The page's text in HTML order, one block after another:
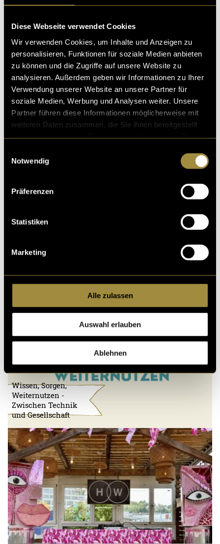
Diese Webseite verwendet Cookies
Wir verwenden Cookies, um Inhalte und Anzeigen zu
personalisieren, Funktionen für soziale Medien anbieten
zu können und die Zugriffe auf unsere Website zu
analysieren. Außerdem geben wir Informationen zu Ihrer
Verwendung unserer Website an unsere Partner für
soziale Medien, Werbung und Analysen weiter. Unsere
Partner führen diese Informationen möglicherweise mit
weiteren Daten zusammen, die Sie ihnen bereitgestellt
Notwendig
Präferenzen
Statistiken
Marketing
Alle zulassen
Auswahl erlauben
Ablehnen
Neuroinklusive
Eventgestaltung
Wissen, Sorgen,
Weiternutzen -
Zwischen Technik
und Gesellschaft